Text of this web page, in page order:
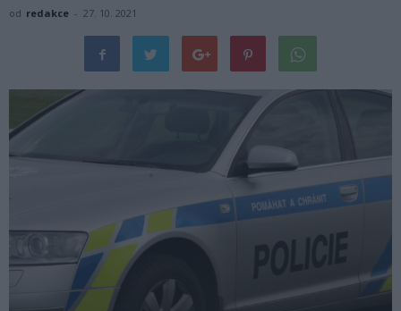
od redakce - 27. 10. 2021